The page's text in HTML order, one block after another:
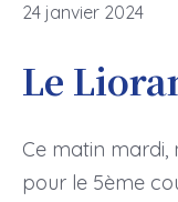
24 janvier 2024
Le
Ce matin mardi,
pour le 5ème